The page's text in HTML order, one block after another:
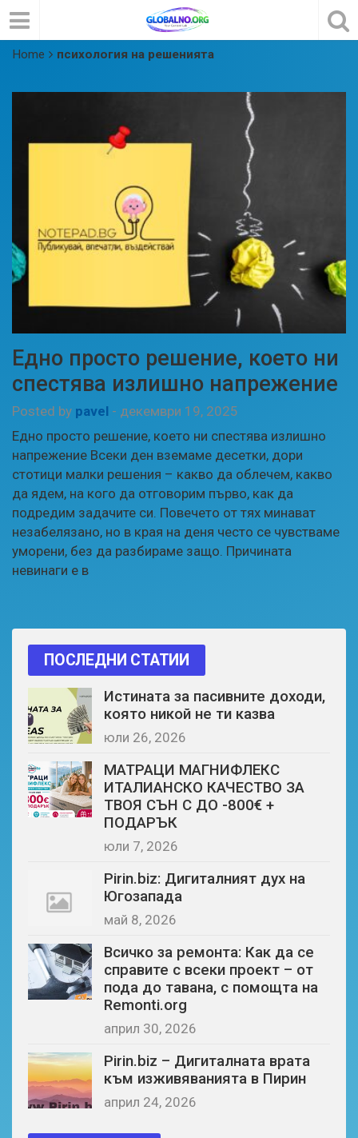
Home психология на решенията
Едно просто решение, което ни
спестява излишно напрежение
Posted by pavel - декември 19, 2025
Едно просто решение, което ни спестява излишно
напрежение Всеки ден вземаме десетки, дори
стотици малки решения – какво да облечем, какво
да ядем, на кого да отговорим първо, как да
подредим задачите си. Повечето от тях минават
незабелязано, но в края на деня често се чувстваме
уморени, без да разбираме защо. Причината
невинаги е в
ПОСЛЕДНИ СТАТИИ
Истината за пасивните доходи,
която никой не ти казва
юли 26, 2026
МАТРАЦИ МАГНИФЛЕКС
ИТАЛИАНСКО КАЧЕСТВО ЗА
ТВОЯ СЪН С ДО -800€ +
ПОДАРЪК
юли 7, 2026
Pirin.biz: Дигиталният дух на
Югозапада
май 8, 2026
Всичко за ремонта: Как да се
справите с всеки проект – от
пода до тавана, с помощта на
Remonti.org
април 30, 2026
Pirin.biz – Дигиталната врата
към изживяванията в Пирин
април 24, 2026